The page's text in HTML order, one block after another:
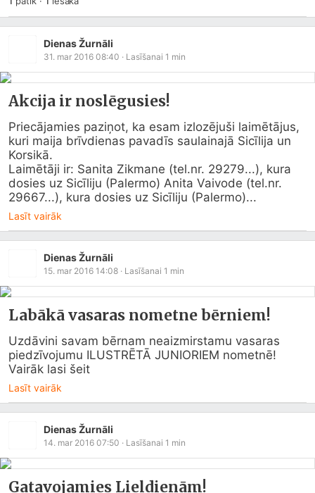
Dienas Žurnāli
31. mar 2016 08:40 · Lasīšanai 1 min
Akcija ir noslēgusies!
Priecājamies paziņot, ka esam izlozējuši laimētājus,
kuri maija brīvdienas pavadīs saulainajā Sicīlija un
Korsikā.
Laimētāji ir: Sanita Zikmane (tel.nr. 29279...), kura
dosies uz Sicīliju (Palermo) Anita Vaivode (tel.nr.
29667...), kura dosies uz Sicīliju (Palermo)...
Lasīt vairāk
Dienas Žurnāli
15. mar 2016 14:08 · Lasīšanai 1 min
Labākā vasaras nometne bērniem!
Uzdāvini savam bērnam neaizmirstamu vasaras
piedzīvojumu ILUSTRĒTĀ JUNIORIEM nometnē!
Vairāk lasi šeit
Lasīt vairāk
Dienas Žurnāli
14. mar 2016 07:50 · Lasīšanai 1 min
Gatavojamies Lieldienām!